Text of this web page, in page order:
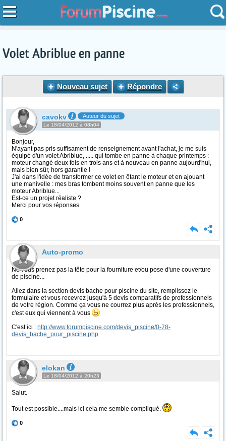
Volet Abriblue en panne
Nouveau sujet Répondre
cavokv Auteur du sujet
Le 18/04/2012 à 08h04
Bonjour,
N'ayant pas pris suffisament de renseignement avant l'achat, je me suis
équipé d'un volet Abriblue, ..... qui tombe en panne à chaque printemps :
moteur changé deux fois en trois ans et à nouveau en panne aujourd'hui,
mais bien sûr, hors garantie !
J'ai dans l'idée de transformer ce volet en ôtant le moteur et en ajouant
une manivelle : mes bras tombent moins souvent en panne que les
moteur Abriblue...
Est-ce un projet réaliste ?
Merci pour vos réponses
0
Auto-promo
Ne vous prenez pas la tête pour la fourniture et/ou pose d'une couverture
de piscine...
Allez dans la section devis bache pour piscine du site, remplissez le
formulaire et vous recevrez jusqu'à 5 devis comparatifs de professionnels
de votre région. Comme ça vous ne courrez plus après les professionnels,
c'est eux qui viennent à vous
C'est ici : http://www.forumpiscine.com/devis_piscine/0-78-
devis_bache_pour_piscine.php
elokan
Le 18/04/2012 à 20h23
Salut.
Tout est possible....mais ici cela me semble compliqué.
0